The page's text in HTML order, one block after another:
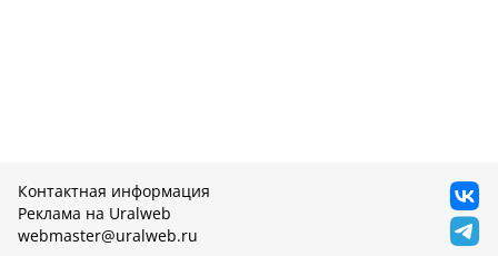
Контактная информация
Реклама на Uralweb
webmaster@uralweb.ru